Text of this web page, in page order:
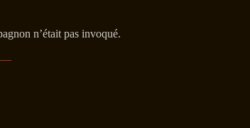
n’était pas invoqué.